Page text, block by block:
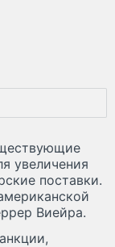
увеличения
поставки.
Виейра.